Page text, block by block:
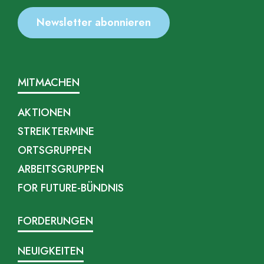
MITMACHEN
AKTIONEN
STREIKTERMINE
ORTSGRUPPEN
ARBEITSGRUPPEN
FOR FUTURE-BÜNDNIS
FORDERUNGEN
NEUIGKEITEN